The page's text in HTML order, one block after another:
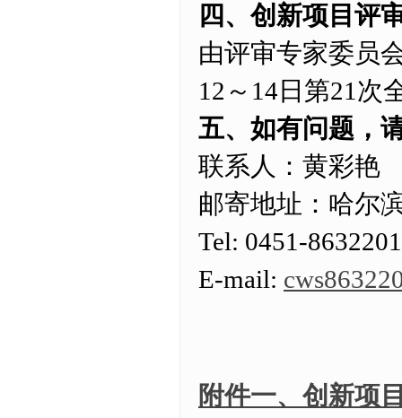
四、创新项目评
由评审专家委员
12～14日第21次
五、如有问题，
联系人：黄彩艳
邮寄地址：哈尔
Tel: 0451-
E-mail:
附件一、创新项